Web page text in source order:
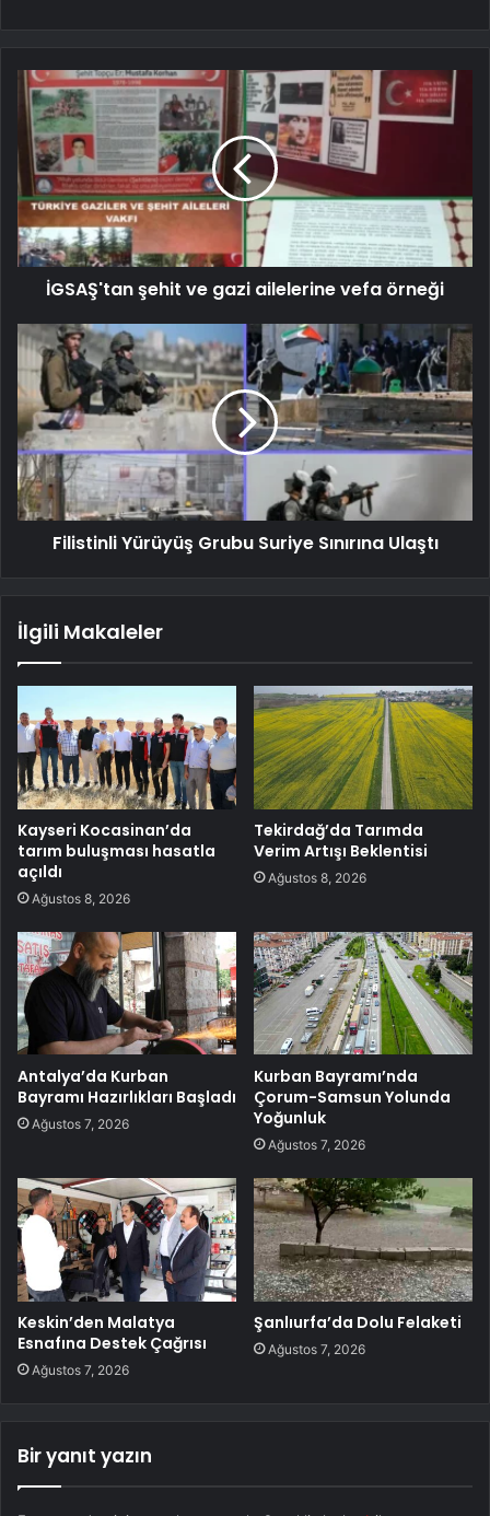
İGSAŞ'tan şehit ve gazi ailelerine vefa örneği
Filistinli Yürüyüş Grubu Suriye Sınırına Ulaştı
İlgili Makaleler
Kayseri Kocasinan’da
tarım buluşması hasatla
açıldı
Ağustos 8, 2026
Tekirdağ’da Tarımda
Verim Artışı Beklentisi
Ağustos 8, 2026
Antalya’da Kurban
Bayramı Hazırlıkları Başladı
Ağustos 7, 2026
Kurban Bayramı’nda
Çorum-Samsun Yolunda
Yoğunluk
Ağustos 7, 2026
Keskin’den Malatya
Esnafına Destek Çağrısı
Ağustos 7, 2026
Şanlıurfa’da Dolu Felaketi
Ağustos 7, 2026
Bir yanıt yazın